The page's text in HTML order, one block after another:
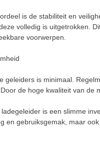
is de stabiliteit en
volledig is uitgetrokken.
voorwerpen.
geleiders is minimaal.
de hoge kwaliteit van de
is een slimme
en gebruiksgemak, maar